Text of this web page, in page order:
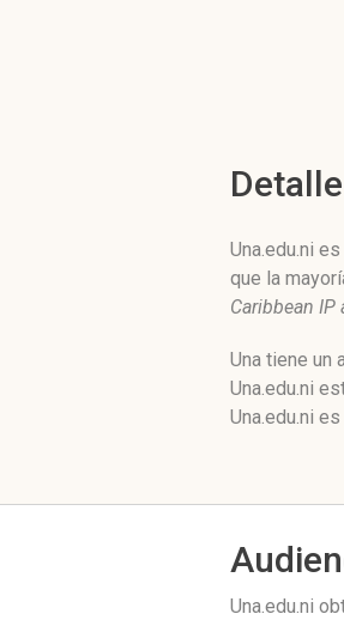
Una.edu.ni
que la
Caribbean IP
Una tiene un
Una.edu.ni
Una.edu.ni
Una.edu.ni